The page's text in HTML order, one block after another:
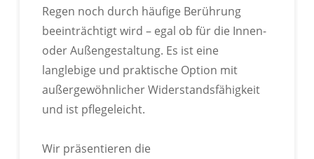
Regen noch durch häufige Berührung
beeinträchtigt wird – egal ob für die Innen-
oder Außengestaltung. Es ist eine
langlebige und praktische Option mit
außergewöhnlicher Widerstandsfähigkeit
und ist pflegeleicht.
Wir präsentieren die